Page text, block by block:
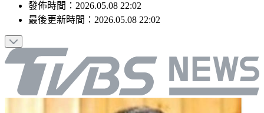
發佈時間： 2026.05.08 22:02
最後更新時間： 2026.05.08 22:02